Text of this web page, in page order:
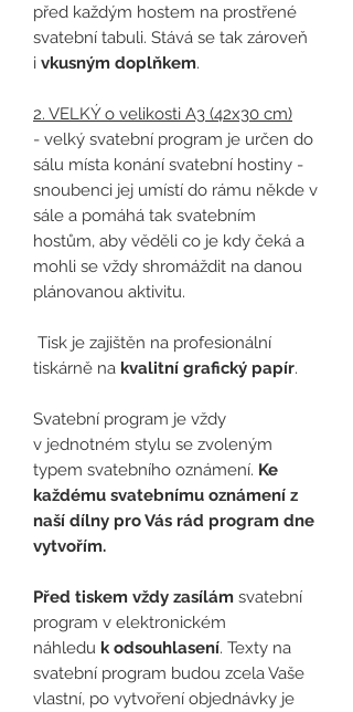
před každým hostem na prostřené
svatební tabuli. Stává se tak zároveň
i vkusným doplňkem.
2. VELKÝ o velikosti A3 (42x30 cm)
- velký svatební program je určen do
sálu místa konání svatební hostiny -
snoubenci jej umístí do rámu někde v
sále a pomáhá tak svatebním
hostům, aby věděli co je kdy čeká a
mohli se vždy shromáždit na danou
plánovanou aktivitu.
Tisk je zajištěn na profesionální
tiskárně na kvalitní grafický papír.
Svatební program je vždy
v jednotném stylu se zvoleným
typem svatebního oznámení. Ke
každému svatebnímu oznámení z
naší dílny pro Vás rád program dne
vytvořím.
Před tiskem vždy zasílám svatební
program v elektronickém
náhledu k odsouhlasení. Texty na
svatební program budou zcela Vaše
vlastní, po vytvoření objednávky je